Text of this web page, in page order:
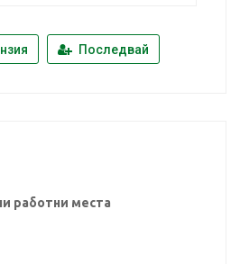
Последвай
работни места